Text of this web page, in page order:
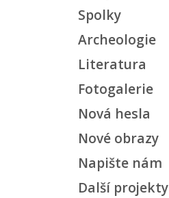
Spolky
Archeologie
Literatura
Fotogalerie
Nová hesla
Nové obrazy
Napište nám
Další projekty